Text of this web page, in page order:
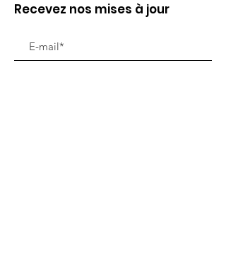
Recevez nos mises à jour